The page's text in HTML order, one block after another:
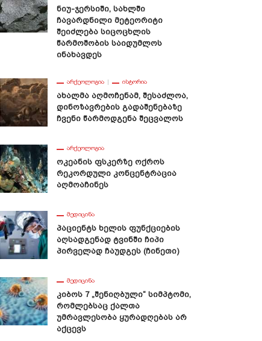
Ნიუ-Ჯერსიში, Სახლში
Ჩავარდნილი Მეტეორიტი
Შეიძლება Სიცოცხლის
Წარმოშობის Საიდუმლოს
Ინახავდეს
ᲐᲠᲥᲔᲝᲚᲝᲒᲘᲐ ᲘᲡᲢᲝᲠᲘᲐ
Ახალმა Აღმოჩენამ, Შესაძლოა,
Დინოზავრების Გადაშენებაზე
Ჩვენი Წარმოდგენა Შეცვალოს
ᲐᲠᲥᲔᲝᲚᲝᲒᲘᲐ
Ოკეანის Ფსკერზე Ოქროს
Რეკორდული Კონცენტრაცია
Აღმოაჩინეს
ᲛᲔᲓᲘᲪᲘᲜᲐ
Პაციენტს Ხელის Ფუნქციების
Აღსადგენად Ტვინში Ჩიპი
Პირველად Ჩაუდგეს (ჩინეთი)
ᲛᲔᲓᲘᲪᲘᲜᲐ
Კიბოს 7 „შენიღბული“ Სიმპტომი,
Რომლებსაც Ქალთა
Უმრავლესობა Ყურადღებას Არ
Აქცევს